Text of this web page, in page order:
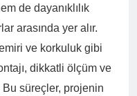
de dayanıklılık
arasında yer alır.
ve korkuluk gibi
dikkatli ölçüm ve
Bu süreçler, projenin